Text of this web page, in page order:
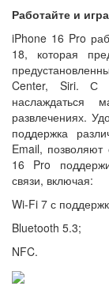
Работайте и
iPhone 16 Pro
18, которая
Center, Siri. С
наслаждаться
развлечениях.
поддержка
Email, позволяют
16 Pro
связи, включая:
Wi-Fi 7 с
Bluetooth 5.3;
NFC.